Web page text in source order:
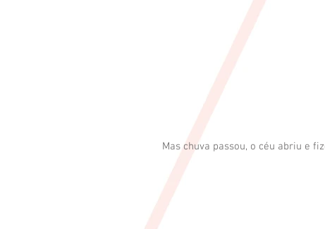
Mas chuva passou, o céu abriu e